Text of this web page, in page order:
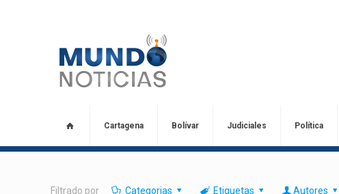
Cartagena Bolívar Judiciales Política
Filtrado por Categorias Etiquetas Autores